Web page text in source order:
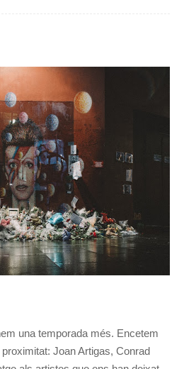
una temporada més. Encetem
Joan Artigas, Conrad